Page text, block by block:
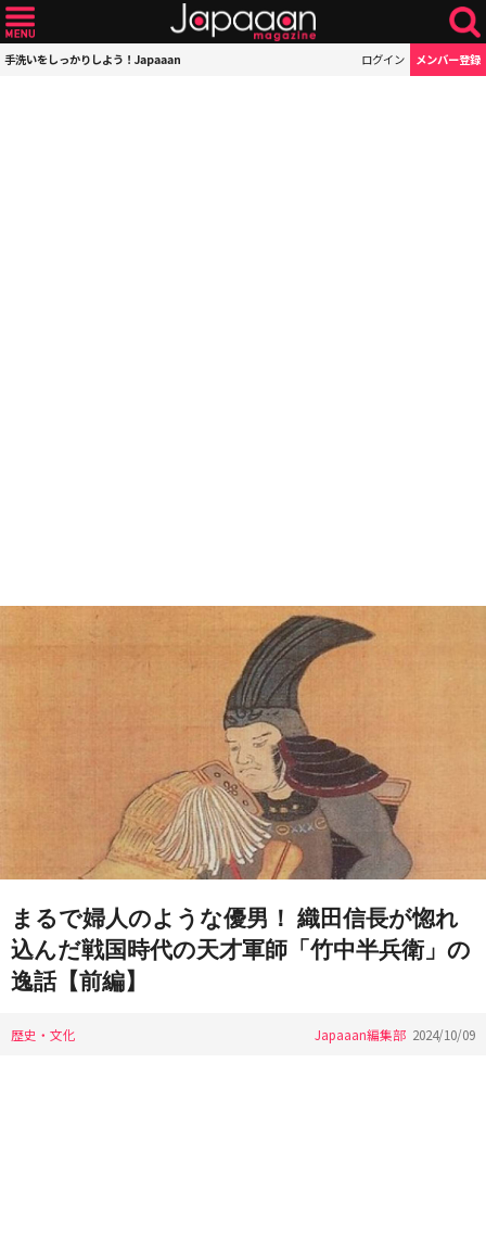
手洗いをしっかりしよう！Japaaan ログイン メンバー登録
まるで婦人のような優男！ 織田信長が惚れ
込んだ戦国時代の天才軍師「竹中半兵衛」の
逸話【前編】
歴史・文化 Japaaan編集部 2024/10/09